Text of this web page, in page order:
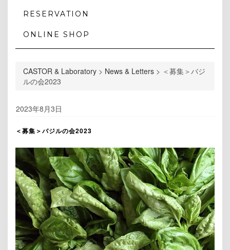
RESERVATION
ONLINE SHOP
CASTOR & Laboratory > News & Letters > ＜募集＞バジ
ルの会2023
2023年8月3日
＜募集＞バジルの会2023